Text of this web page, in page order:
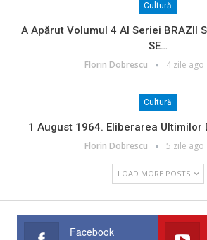
Cultură
A Apărut Volumul 4 Al Seriei BRAZII
SE…
Florin Dobrescu 4 zile ago
Cultură
1 August 1964. Eliberarea
Florin Dobrescu 5 zile ago
LOAD MORE POSTS
Facebook